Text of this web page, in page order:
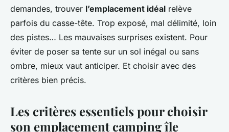
demandes, trouver l’emplacement idéal relève
parfois du casse-tête. Trop exposé, mal délimité, loin
des pistes… Les mauvaises surprises existent. Pour
éviter de poser sa tente sur un sol inégal ou sans
ombre, mieux vaut anticiper. Et choisir avec des
critères bien précis.
Les critères essentiels pour choisir
son emplacement camping île